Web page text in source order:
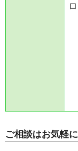
ご相談はお気軽